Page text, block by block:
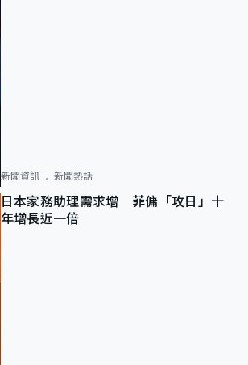
新聞資訊 新聞熱話
日本家務助理需求增 菲傭「攻日」十
年增長近一倍